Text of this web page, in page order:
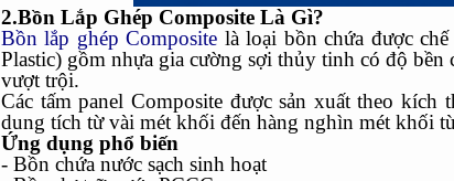
2.Bồn Lắp Ghép Composite Là Gì?
Bồn lắp ghép Composite là loại bồn chứa được
Plastic) gồm nhựa gia cường sợi thủy tinh có độ
vượt trội.
Các tấm panel Composite được sản xuất theo
dung tích từ vài mét khối đến hàng nghìn mét khối
Ứng dụng phổ biến
- Bồn chứa nước sạch sinh hoạt